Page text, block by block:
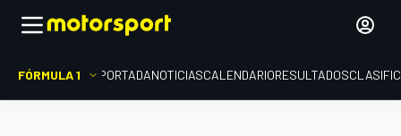
FÓRMULA 1 PORTADANOTICIASCALENDARIORESULTADOS